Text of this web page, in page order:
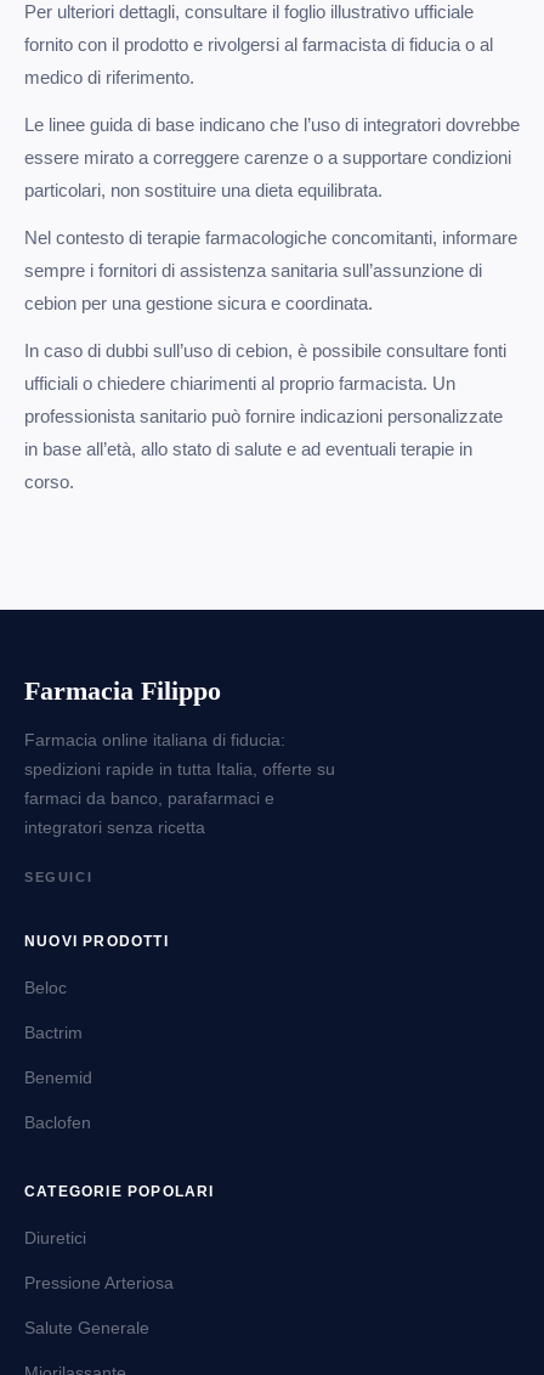
Per ulteriori dettagli, consultare il foglio illustrativo ufficiale
fornito con il prodotto e rivolgersi al farmacista di fiducia o al
medico di riferimento.
Le linee guida di base indicano che l’uso di integratori dovrebbe
essere mirato a correggere carenze o a supportare condizioni
particolari, non sostituire una dieta equilibrata.
Nel contesto di terapie farmacologiche concomitanti, informare
sempre i fornitori di assistenza sanitaria sull’assunzione di
cebion per una gestione sicura e coordinata.
In caso di dubbi sull’uso di cebion, è possibile consultare fonti
ufficiali o chiedere chiarimenti al proprio farmacista. Un
professionista sanitario può fornire indicazioni personalizzate
in base all’età, allo stato di salute e ad eventuali terapie in
corso.
Farmacia Filippo
Farmacia online italiana di fiducia:
spedizioni rapide in tutta Italia, offerte su
farmaci da banco, parafarmaci e
integratori senza ricetta
SEGUICI
NUOVI PRODOTTI
Beloc
Bactrim
Benemid
Baclofen
CATEGORIE POPOLARI
Diuretici
Pressione Arteriosa
Salute Generale